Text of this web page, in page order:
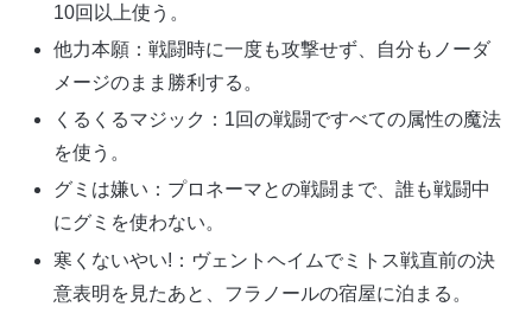
10回以上使う。
他力本願：戦闘時に一度も攻撃せず、自分もノーダ
メージのまま勝利する。
くるくるマジック：1回の戦闘ですべての属性の魔法
を使う。
グミは嫌い：プロネーマとの戦闘まで、誰も戦闘中
にグミを使わない。
寒くないやい!：ヴェントヘイムでミトス戦直前の決
意表明を見たあと、フラノールの宿屋に泊まる。